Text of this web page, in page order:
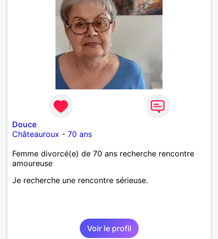
Douce
Châteauroux - 70 ans
Femme divorcé(e) de 70 ans recherche rencontre
amoureuse
Je recherche une rencontre sérieuse.
Voir le profil